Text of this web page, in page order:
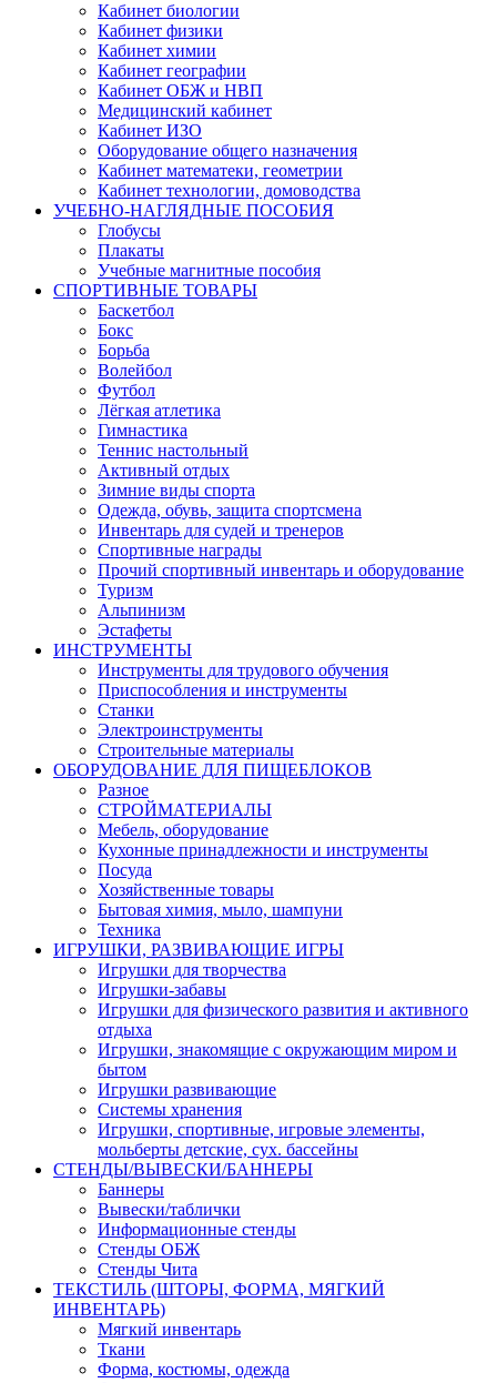
Кабинет биологии
Кабинет физики
Кабинет химии
Кабинет географии
Кабинет ОБЖ и НВП
Медицинский кабинет
Кабинет ИЗО
Оборудование общего назначения
Кабинет математеки, геометрии
Кабинет технологии, домоводства
УЧЕБНО-НАГЛЯДНЫЕ ПОСОБИЯ
Глобусы
Плакаты
Учебные магнитные пособия
СПОРТИВНЫЕ ТОВАРЫ
Баскетбол
Бокс
Борьба
Волейбол
Футбол
Лёгкая атлетика
Гимнастика
Теннис настольный
Активный отдых
Зимние виды спорта
Одежда, обувь, защита спортсмена
Инвентарь для судей и тренеров
Спортивные награды
Прочий спортивный инвентарь и оборудование
Туризм
Альпинизм
Эстафеты
ИНСТРУМЕНТЫ
Инструменты для трудового обучения
Приспособления и инструменты
Станки
Электроинструменты
Строительные материалы
ОБОРУДОВАНИЕ ДЛЯ ПИЩЕБЛОКОВ
Разное
СТРОЙМАТЕРИАЛЫ
Мебель, оборудование
Кухонные принадлежности и инструменты
Посуда
Хозяйственные товары
Бытовая химия, мыло, шампуни
Техника
ИГРУШКИ, РАЗВИВАЮЩИЕ ИГРЫ
Игрушки для творчества
Игрушки-забавы
Игрушки для физического развития и активного
отдыха
Игрушки, знакомящие с окружающим миром и
бытом
Игрушки развивающие
Системы хранения
Игрушки, спортивные, игровые элементы,
мольберты детские, сух. бассейны
СТЕНДЫ/ВЫВЕСКИ/БАННЕРЫ
Баннеры
Вывески/таблички
Информационные стенды
Стенды ОБЖ
Стенды Чита
ТЕКСТИЛЬ (ШТОРЫ, ФОРМА, МЯГКИЙ
ИНВЕНТАРЬ)
Мягкий инвентарь
Ткани
Форма, костюмы, одежда